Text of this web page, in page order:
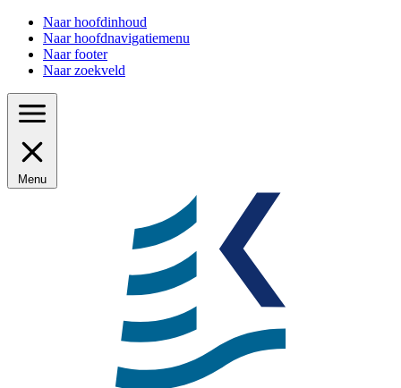
Naar hoofdinhoud
Naar hoofdnavigatiemenu
Naar footer
Naar zoekveld
Menu